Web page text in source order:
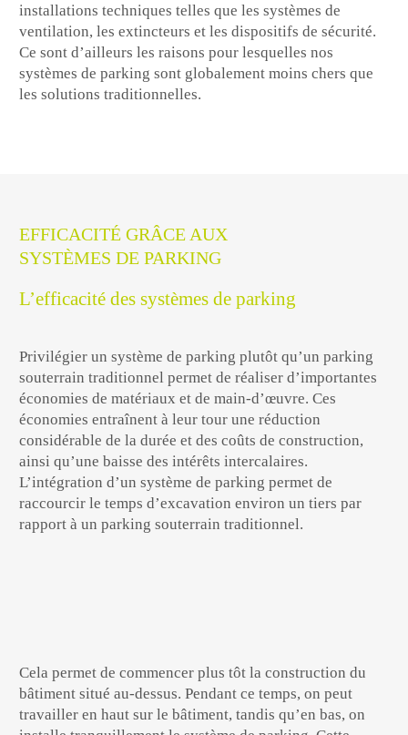
installations techniques telles que les systèmes de
ventilation, les extincteurs et les dispositifs de sécurité.
Ce sont d’ailleurs les raisons pour lesquelles nos
systèmes de parking sont globalement moins chers que
les solutions traditionnelles.
EFFICACITÉ GRÂCE AUX
SYSTÈMES DE PARKING
L’efficacité des systèmes de parking
Privilégier un système de parking plutôt qu’un parking
souterrain traditionnel permet de réaliser d’importantes
économies de matériaux et de main-d’œuvre. Ces
économies entraînent à leur tour une réduction
considérable de la durée et des coûts de construction,
ainsi qu’une baisse des intérêts intercalaires.
L’intégration d’un système de parking permet de
raccourcir le temps d’excavation environ un tiers par
rapport à un parking souterrain traditionnel.
Cela permet de commencer plus tôt la construction du
bâtiment situé au-dessus. Pendant ce temps, on peut
travailler en haut sur le bâtiment, tandis qu’en bas, on